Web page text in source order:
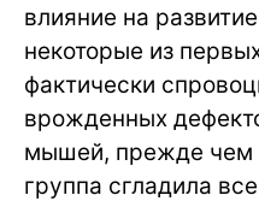
влияние на
некоторые из
фактически
врожденных
мышей, прежде чем
группа сгладила